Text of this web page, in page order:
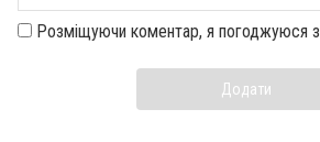
Розміщуючи коментар, я погоджуюся з
Додати